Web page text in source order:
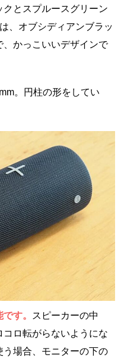
とスプルースグリーン
、オブシディアンブラッ
、かっこいいデザインで
。円柱の形をしてい
す。
スピーカーの中
ロ転がらないようにな
う場合、モニターの下の